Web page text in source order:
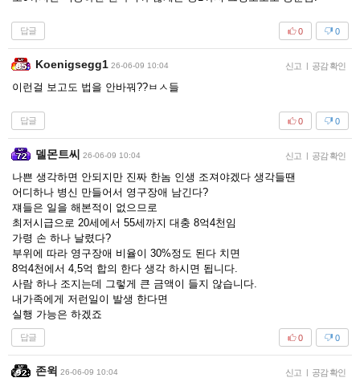
답글 0
0
Koenigsegg1 26-06-09 10:04 신고 | 공감 확인
이런걸 보고도 법을 안바꿔??ㅂㅅ들
답글 0
0
델몬트씨 26-06-09 10:04 신고 | 공감 확인
나쁜 생각하면 안되지만 진짜 한놈 인생 조져야겠다 생각들땐
어디하나 병신 만들어서 영구장애 남긴다?
쟤들은 일을 해본적이 없으므로
최저시급으로 20세에서 55세까지 대충 8억4천임
가령 손 하나 날렸다?
부위에 따라 영구장애 비율이 30%정도 된다 치면
8억4천에서 4,5억 합의 한다 생각 하시면 됩니다.
사람 하나 조지는데 그렇게 큰 금액이 들지 않습니다.
내가족에게 저런일이 발생 한다면
실행 가능은 하겠죠
답글 0
0
존윅 26-06-09 10:04 신고 | 공감 확인